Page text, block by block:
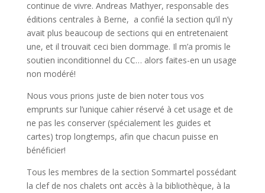
continue de vivre. Andreas Mathyer, responsable des
éditions centrales à Berne, a confié la section qu’il n’y
avait plus beaucoup de sections qui en entretenaient
une, et il trouvait ceci bien dommage. Il m’a promis le
soutien inconditionnel du CC… alors faites-en un usage
non modéré!
Nous vous prions juste de bien noter tous vos
emprunts sur l’unique cahier réservé à cet usage et de
ne pas les conserver (spécialement les guides et
cartes) trop longtemps, afin que chacun puisse en
bénéficier!
Tous les membres de la section Sommartel possédant
la clef de nos chalets ont accès à la bibliothèque, à la